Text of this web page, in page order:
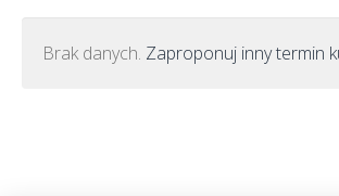
Brak danych. Zaproponuj inny termin